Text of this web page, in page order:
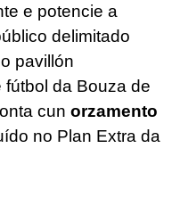
e potencie a
delimitado
pavillón
da Bouza de
cun orzamento
no Plan Extra da